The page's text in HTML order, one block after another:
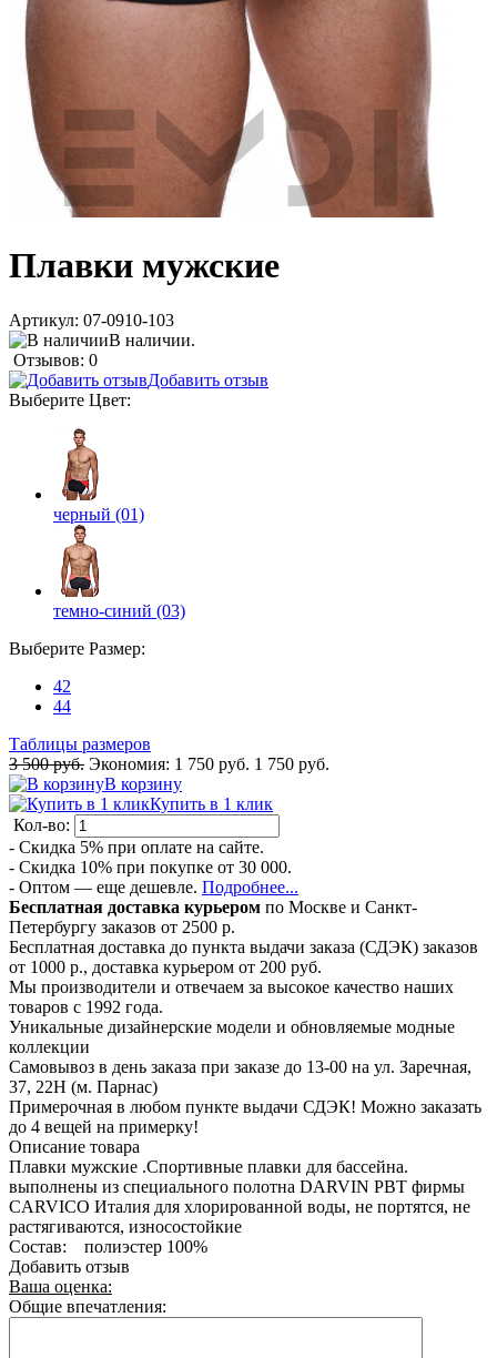
Плавки мужские
Артикул: 07-0910-103
В наличии.
Отзывов: 0
Добавить отзыв
Выберите Цвет:
черный (01)
темно-синий (03)
Выберите Размер:
42
44
Таблицы размеров
3 500 руб. Экономия: 1 750 руб. 1 750 руб.
В корзину
Купить в 1 клик
Кол-во:
- Скидка 5% при оплате на сайте.
- Скидка 10% при покупке от 30 000.
- Оптом — еще дешевле. Подробнее...
Бесплатная доставка курьером по Москве и Санкт-
Петербургу заказов от 2500 р.
Бесплатная доставка до пункта выдачи заказа (СДЭК) заказов
от 1000 р., доставка курьером от 200 руб.
Мы производители и отвечаем за высокое качество наших
товаров с 1992 года.
Уникальные дизайнерские модели и обновляемые модные
коллекции
Самовывоз в день заказа при заказе до 13-00 на ул. Заречная,
37, 22Н (м. Парнас)
Примерочная в любом пункте выдачи СДЭК! Можно заказать
до 4 вещей на примерку!
Описание товара
Плавки мужские .Спортивные плавки для бассейна.
выполнены из специального полотна DARVIN PBT фирмы
CARVICO Италия для хлорированной воды, не портятся, не
растягиваются, износостойкие
Состав: полиэстер 100%
Добавить отзыв
Ваша оценка:
Общие впечатления: